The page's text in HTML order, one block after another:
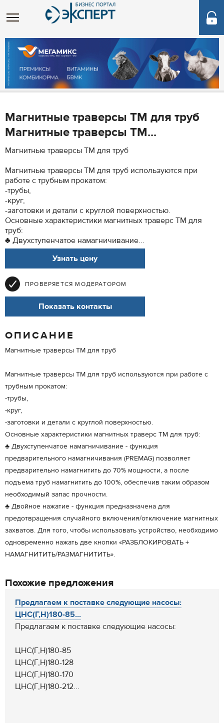
Магнитные траверсы ТМ для труб
Магнитные траверсы ТМ...
Магнитные траверсы ТМ для труб
Магнитные траверсы ТМ для труб используются при
работе с трубным прокатом:
-трубы,
-круг,
-заготовки и детали с круглой поверхностью.
Основные характеристики магнитных траверс ТМ для
труб:
♣ Двухступенчатое намагничивание...
Узнать цену
ПРОВЕРЯЕТСЯ МОДЕРАТОРОМ
Показать контакты
ОПИСАНИЕ
Магнитные траверсы ТМ для труб
Магнитные траверсы ТМ для труб используются при работе с
трубным прокатом:
-трубы,
-круг,
-заготовки и детали с круглой поверхностью.
Основные характеристики магнитных траверс ТМ для труб:
♣ Двухступенчатое намагничивание - функция
предварительного намагничивания (PREMAG) позволяет
предварительно намагнитить до 70% мощности, а после
подъема труб намагнитить до 100%, обеспечив таким образом
необходимый запас прочности.
♣ Двойное нажатие - функция предназначена для
предотвращения случайного включения/отключение магнитных
захватов. Для того, чтобы использовать устройство, необходимо
одновременно нажать две кнопки «РАЗБЛОКИРОВАТЬ +
НАМАГНИТИТЬ/РАЗМАГНИТИТЬ».
Похожие предложения
Предлагаем к поставке следующие насосы:
ЦНС(Г,Н)180-85...
Предлагаем к поставке следующие насосы:
ЦНС(Г,Н)180-85
ЦНС(Г,Н)180-128
ЦНС(Г,Н)180-170
ЦНС(Г,Н)180-212...